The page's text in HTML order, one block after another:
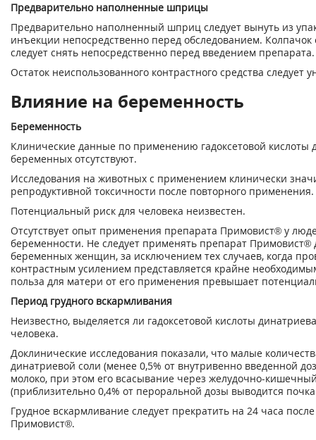
Предварительно наполненные шприцы
Предварительно наполненный шприц следует вынуть из
инъекции непосредственно перед обследованием.
следует снять непосредственно перед введением препарата.
Остаток неиспользованного контрастного средства следует
Влияние на беременность
Беременность
Клинические данные по применению гадоксетовой кислоты
беременных отсутствуют.
Исследования на животных с применением клинически
репродуктивной токсичности после повторного применения.
Потенциальный риск для человека неизвестен.
Отсутствует опыт применения препарата Примовист® у
беременности. Не следует применять препарат Примовист®
беременных женщин, за исключением тех случаев, когда
контрастным усилением представляется крайне
польза для матери от его применения превышает
Период грудного вскармливания
Неизвестно, выделяется ли гадоксетовой кислоты
человека.
Доклинические исследования показали, что малые
динатриевой соли (менее 0,5% от внутривенно введенной
молоко, при этом его всасывание через желудочно-
(приблизительно 0,4% от пероральной дозы выводится
Грудное вскармливание следует прекратить на 24 часа
Примовист®.